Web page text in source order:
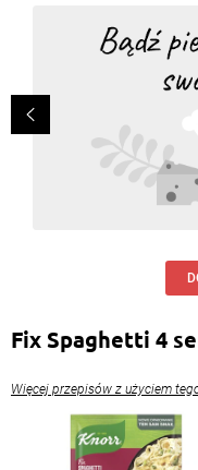
Fix Spaghetti 4
Więcej przepisów z użyciem